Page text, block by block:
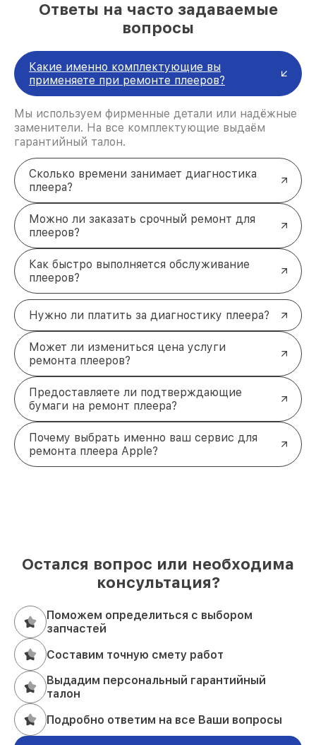
Ответы на часто задаваемые
вопросы
Какие именно комплектующие вы
применяете при ремонте плееров?
Мы используем фирменные детали или надёжные
заменители. На все комплектующие выдаём
гарантийный талон.
Сколько времени занимает диагностика
плеера?
Можно ли заказать срочный ремонт для
плееров?
Как быстро выполняется обслуживание
плееров?
Нужно ли платить за диагностику плеера?
Может ли измениться цена услуги
ремонта плееров?
Предоставляете ли подтверждающие
бумаги на ремонт плеера?
Почему выбрать именно ваш сервис для
ремонта плеера Apple?
Остался вопрос или необходима
консультация?
Поможем определиться с выбором
запчастей
Составим точную смету работ
Выдадим персональный гарантийный
талон
Подробно ответим на все Ваши вопросы